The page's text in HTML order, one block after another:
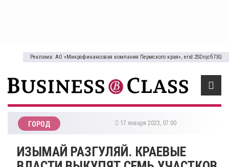
Реклама: АО «Микрофинансовая компания Пермского края», erid:2SDnjcfi73Q
ГОРОД 17 января 2023, 07:00
ИЗЫМАЙ РАЗГУЛЯЙ. КРАЕВЫЕ